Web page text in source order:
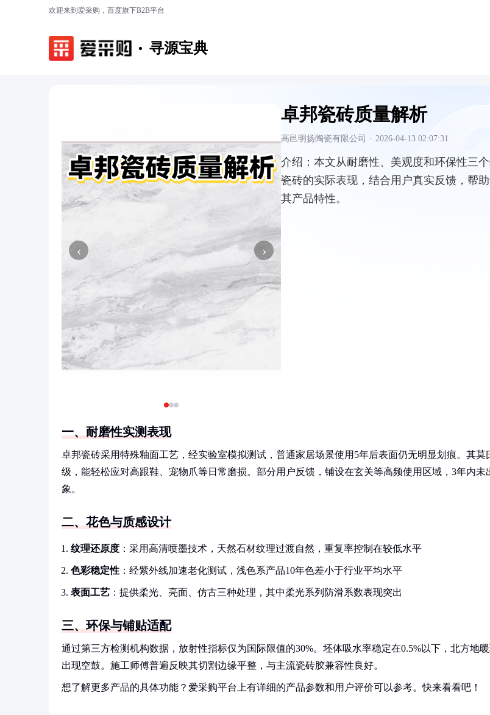
欢迎来到爱采购，百度旗下B2B平台
寻源宝典
‹ ›
卓邦瓷砖质量解析
高邑明扬陶瓷有限公司 · 2026-04-13 02:07:31
介绍： 本文从耐磨性、美观度和环保性三
瓷砖的实际表现，结合用户真实反馈，帮
其产品特性。
一、耐磨性实测表现
卓邦瓷砖采用特殊釉面工艺，经实验室模拟测试，普通家居场景使用5年后表面仍无明显划痕。其莫
级，能轻松应对高跟鞋、宠物爪等日常磨损。部分用户反馈，铺设在玄关等高频使用区域，3年内未
象。
二、花色与质感设计
纹理还原度 ：采用高清喷墨技术，天然石材纹理过渡自然，重复率控制在较低水平
色彩稳定性 ：经紫外线加速老化测试，浅色系产品10年色差小于行业平均水平
表面工艺 ：提供柔光、亮面、仿古三种处理，其中柔光系列防滑系数表现突出
三、环保与铺贴适配
通过第三方检测机构数据，放射性指标仅为国际限值的30%。坯体吸水率稳定在0.5%以下，北方地
出现空鼓。施工师傅普遍反映其切割边缘平整，与主流瓷砖胶兼容性良好。
想了解更多产品的具体功能？爱采购平台上有详细的产品参数和用户评价可以参考。快来看看吧！